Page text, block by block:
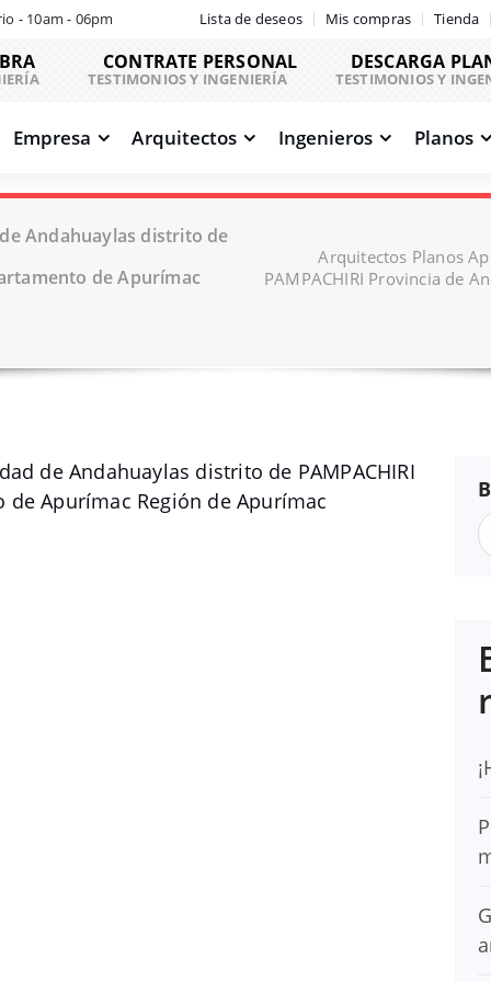
- 10am - 06pm Lista de deseos Mis compras Tienda
CONTRATE PERSONAL
TESTIMONIOS Y INGENIERÍA
DESCARGA
TESTIMONIOS Y
Empresa Arquitectos Ingenieros Planos
Andahuaylas distrito de
de Apurímac
Arquitectos Planos
PAMPACHIRI Provincia de
de Andahuaylas distrito de PAMPACHIRI
Apurímac Región de Apurímac